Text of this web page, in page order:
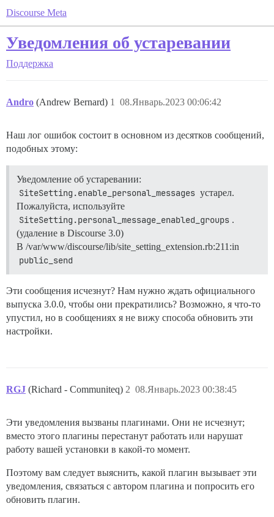
Discourse Meta
Уведомления об устаревании
Поддержка
Andro (Andrew Bernard) 08.Январь.2023 00:06:42
1
Наш лог ошибок состоит в основном из десятков сообщений,
подобных этому:
Уведомление об устаревании:
SiteSetting.enable_personal_messages устарел.
Пожалуйста, используйте
SiteSetting.personal_message_enabled_groups .
(удаление в Discourse 3.0)
В /var/www/discourse/lib/site_setting_extension.rb:211:in
public_send
Эти сообщения исчезнут? Нам нужно ждать официального
выпуска 3.0.0, чтобы они прекратились? Возможно, я что-то
упустил, но в сообщениях я не вижу способа обновить эти
настройки.
RGJ (Richard - Communiteq) 08.Январь.2023 00:38:45
2
Эти уведомления вызваны плагинами. Они не исчезнут;
вместо этого плагины перестанут работать или нарушат
работу вашей установки в какой-то момент.
Поэтому вам следует выяснить, какой плагин вызывает эти
уведомления, связаться с автором плагина и попросить его
обновить плагин.